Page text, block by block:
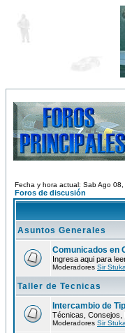
Fecha y hora actual: Sab Ago
Foros de discusión
Asuntos Generales
Comunicados en
Ingresa aqui para
Moderadores Sir Stuka
Taller de Tecnicas
Intercambio de
Técnicas, Consejos,
Moderadores Sir Stuka